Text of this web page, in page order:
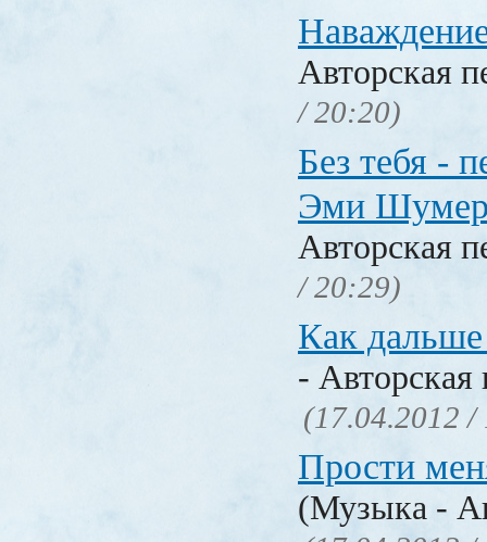
Авторская
/ 20:20)
Без тебя -
Эми
Авторская
/ 20:29)
Как
- Авторская
(17.04.2012 /
Прости
(Музыка -